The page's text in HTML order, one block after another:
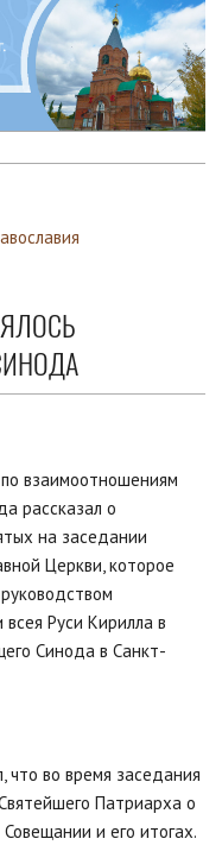
взаимоотношениям
рассказал о
на заседании
Церкви, которое
Руси Кирилла в
Синода в Санкт-
что во время заседания
Патриарха о
и его итогах.